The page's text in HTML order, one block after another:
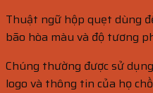
Thuật ngữ hộp quẹt dùng
bão hòa màu và độ tương
Chúng thường được sử
logo và thông tin của họ